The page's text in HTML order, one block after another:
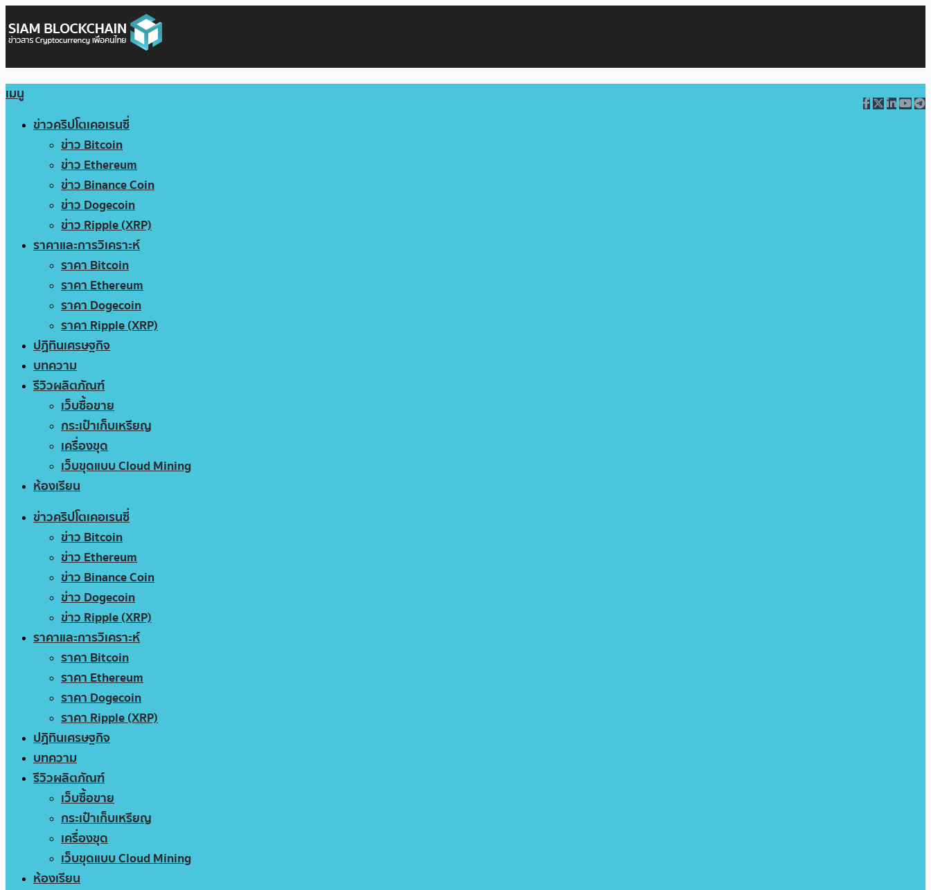
เมนู
ข่าวคริปโตเคอเรนซี่
ข่าว Bitcoin
ข่าว Ethereum
ข่าว Binance Coin
ข่าว Dogecoin
ข่าว Ripple (XRP)
ราคาและการวิเคราะห์
ราคา Bitcoin
ราคา Ethereum
ราคา Dogecoin
ราคา Ripple (XRP)
ปฏิทินเศรษฐกิจ
บทความ
รีวิวผลิตภัณฑ์
เว็บซื้อขาย
กระเป๋าเก็บเหรียญ
เครื่องขุด
เว็บขุดแบบ Cloud Mining
ห้องเรียน
ข่าวคริปโตเคอเรนซี่
ข่าว Bitcoin
ข่าว Ethereum
ข่าว Binance Coin
ข่าว Dogecoin
ข่าว Ripple (XRP)
ราคาและการวิเคราะห์
ราคา Bitcoin
ราคา Ethereum
ราคา Dogecoin
ราคา Ripple (XRP)
ปฏิทินเศรษฐกิจ
บทความ
รีวิวผลิตภัณฑ์
เว็บซื้อขาย
กระเป๋าเก็บเหรียญ
เครื่องขุด
เว็บขุดแบบ Cloud Mining
ห้องเรียน